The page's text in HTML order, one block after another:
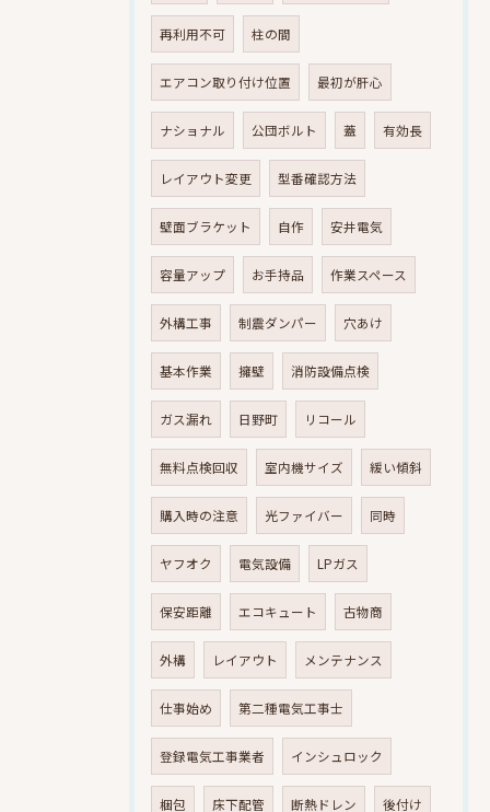
再利用不可 柱の間
エアコン取り付け位置 最初が肝心
ナショナル 公団ボルト 蓋 有効長
レイアウト変更 型番確認方法
壁面ブラケット 自作 安井電気
容量アップ お手持品 作業スペース
外構工事 制震ダンパー 穴あけ
基本作業 擁壁 消防設備点検
ガス漏れ 日野町 リコール
無料点検回収 室内機サイズ 緩い傾斜
購入時の注意 光ファイバー 同時
ヤフオク 電気設備 LPガス
保安距離 エコキュート 古物商
外構 レイアウト メンテナンス
仕事始め 第二種電気工事士
登録電気工事業者 インシュロック
梱包 床下配管 断熱ドレン 後付け